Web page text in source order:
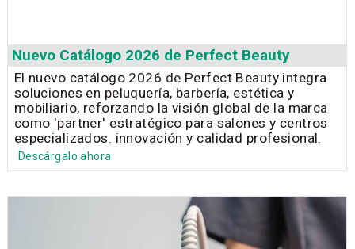
Nuevo Catálogo 2026 de Perfect Beauty
El nuevo catálogo 2026 de Perfect Beauty integra
soluciones en peluquería, barbería, estética y
mobiliario, reforzando la visión global de la marca
como 'partner' estratégico para salones y centros
especializados. innovación y calidad profesional.
Descárgalo ahora